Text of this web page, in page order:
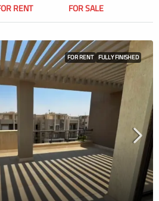
RENT FOR SALE
FOR RENT FULLY FINISHED